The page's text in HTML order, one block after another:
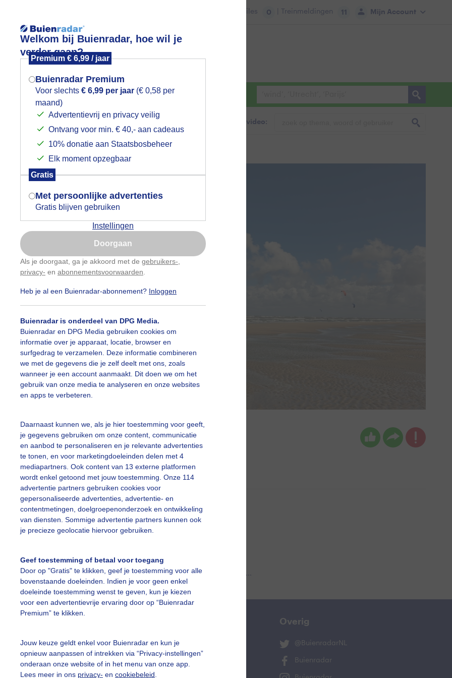
Welkom bij Buienradar, hoe wil je
verder gaan?
Premium € 6,99 / jaar
Buienradar Premium
Voor slechts € 6,99 per jaar (€ 0,58 per
maand)
Advertentievrij en privacy veilig
Ontvang voor min. € 40,- aan cadeaus
10% donatie aan Staatsbosbeheer
Elk moment opzegbaar
Gratis
Met persoonlijke advertenties
Gratis blijven gebruiken
Instellingen
Doorgaan
Als je doorgaat, ga je akkoord met de gebruikers-
privacy- en abonnementsvoorwaarden
Heb je al een Buienradar-abonnement? Inloggen
Buienradar is onderdeel van DPG Media.
Buienradar en DPG Media gebruiken cookies om
informatie over je apparaat, locatie, browser en
surfgedrag te verzamelen. Deze informatie combineren
we met de gegevens die je zelf deelt met ons, zoals
wanneer je een account aanmaakt. Dit doen we om het
gebruik van onze media te analyseren en onze websites
en apps te verbeteren.
Daarnaast kunnen we, als je hier toestemming voor geeft,
je gegevens gebruiken om onze content, communicatie
en aanbod te personaliseren en je relevante advertenties
te tonen, en voor marketingdoeleinden delen met 4
mediapartners. Ook content van 13 externe platformen
wordt enkel getoond met jouw toestemming. Onze 114
advertentie partners gebruiken cookies voor
gepersonaliseerde advertenties, advertentie- en
contentmetingen, doelgroepenonderzoek en ontwikkeling
van diensten. Sommige advertentie partners kunnen ook
je precieze geolocatie hiervoor gebruiken.
Geef toestemming of betaal voor toegang
Door op "Gratis" te klikken, geef je toestemming voor alle
bovenstaande doeleinden. Indien je voor geen enkel
doeleinde toestemming wenst te geven, kun je kiezen
voor een advertentievrije ervaring door op “Buienradar
Premium” te klikken.
Jouw keuze geldt enkel voor Buienradar en kun je
opnieuw aanpassen of intrekken via “Privacy-instellingen”
onderaan onze website of in het menu van onze app.
Lees meer in ons privacy- en cookiebeleid
Mijn Account
Files 0 | Treinmeldingen 11
Foto en video Weerzine
Zoeken in foto & video:
op het strand van Zandvoort
Yvonne Raphael Gemaakt: 13-06-2026, 23x bekeken
Wolken Wind
slideshow
Een moment geduld aub...
vragen
De Bilt
Overig
@BuienradarNL
Buienradar
Mogen we je locatie gebruiken voor
het weer?
Indien je hier nog geen akkoord op hebt
gegeven, verschijnt er zo een pop-up uit
je browser waarin deze toestemming
gevraagd wordt.
Is goed, toon de popup
Nu niet, misschien later
Gebruik je Safari en wil je niet elke dag deze pop-up
Klikhierom dit aan te passen